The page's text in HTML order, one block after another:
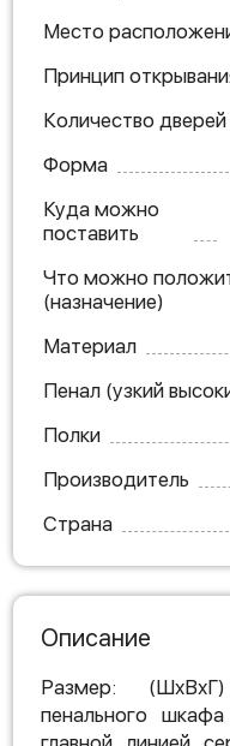
Место
Принцип
Количество дверей
Форма
Куда можно
поставить
Что можно
(назначение)
Материал
Пенал (узкий
Полки
Производитель
Страна
Описание
Размер:
пенального